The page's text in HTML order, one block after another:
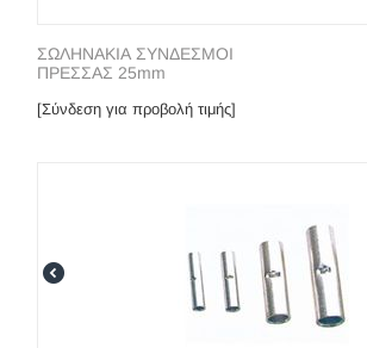
ΣΩΛΗΝΑΚΙΑ ΣΥΝΔΕΣΜΟΙ
ΠΡΕΣΣΑΣ 25mm
[Σύνδεση για προβολή τιμής]